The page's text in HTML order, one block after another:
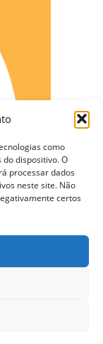
como
dispositivo. O
processar dados
neste site. Não
certos
Legais.
dólares –